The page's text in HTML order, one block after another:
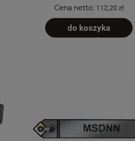
Cena netto: 112,20 zł
do koszyka